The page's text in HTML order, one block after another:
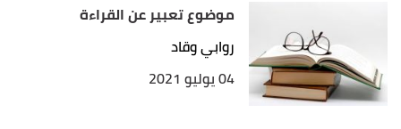
موضوع تعبير عن القراءة
روابي وقاد
04 يوليو 2021